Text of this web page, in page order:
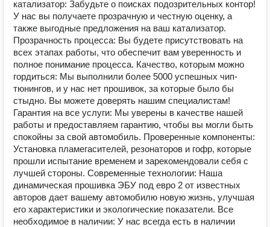
катализатор: Забудьте о поисках подозрительных контор!
У нас вы получаете прозрачную и честную оценку, а
также выгодные предложения на ваш катализатор.
Прозрачность процесса: Вы будете присутствовать на
всех этапах работы, что обеспечит вам уверенность и
полное понимание процесса. Качество, которым можно
гордиться: Мы выполнили более 5000 успешных чип-
тюнингов, и у нас нет прошивок, за которые было бы
стыдно. Вы можете доверять нашим специалистам!
Гарантия на все услуги: Мы уверены в качестве нашей
работы и предоставляем гарантию, чтобы вы могли быть
спокойны за свой автомобиль. Проверенные компоненты:
Установка пламегасителей, резонаторов и гофр, которые
прошли испытание временем и зарекомендовали себя с
лучшей стороны. Современные технологии: Наша
динамическая прошивка ЭБУ под евро 2 от известных
авторов дает вашему автомобилю новую жизнь, улучшая
его характеристики и экологические показатели. Все
необходимое в наличии: У нас всегда есть в наличии